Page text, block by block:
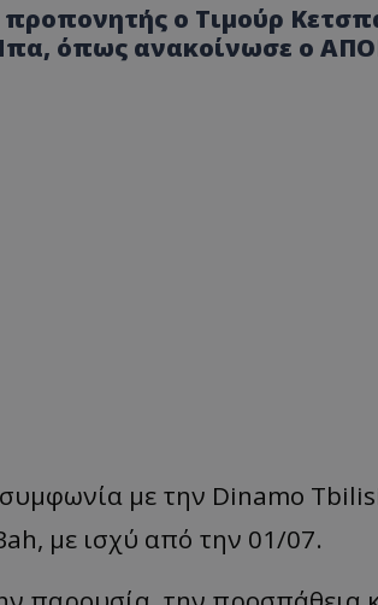
ο Τιμούρ
όπως ανακοίνωσε ο
με την Dinamo
με ισχύ από την 01/07.